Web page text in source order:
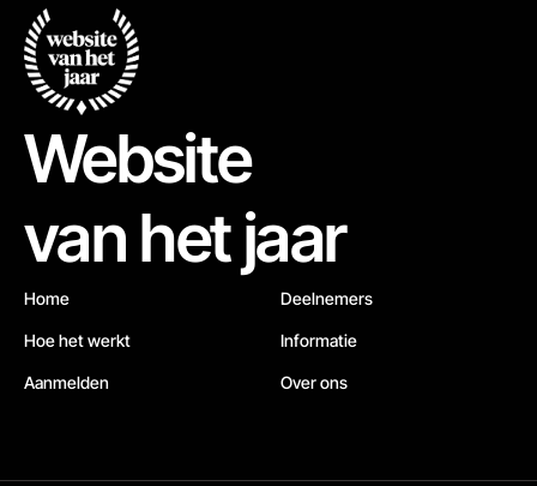
Website
van het jaar
Home
Hoe het werkt
Aanmelden
Deelnemers
Informatie
Over ons